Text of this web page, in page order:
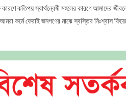
কারণে কতিপয় স্বার্থন্বেষী মহলের কারণে আমাদের
কর্মে ফেরাই জনগণের মাঝে স্বস্তির নিঃশ্বাস